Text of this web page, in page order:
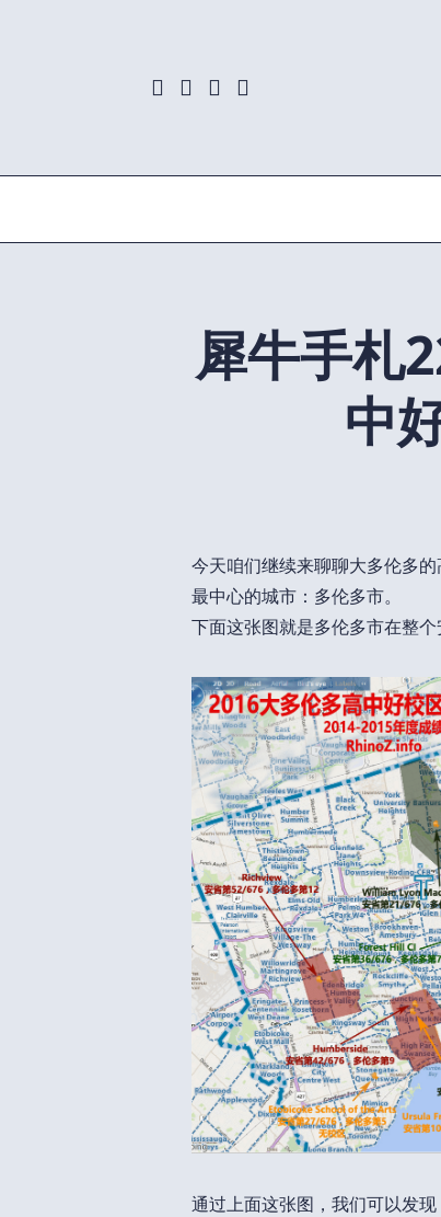
犀牛手札
中
今天咱们继续来聊聊大多伦多
最中心的城市：多伦多市。
下面这张图就是多伦多市在整
通过上面这张图，我们可以发